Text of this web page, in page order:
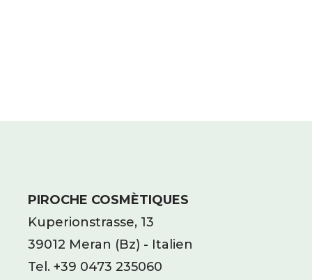
PIROCHE COSMÈTIQUES
Kuperionstrasse, 13
39012 Meran (Bz) - Italien
Tel.+39 0473 235060